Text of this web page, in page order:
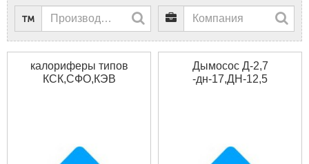
калориферы типов
КСК,СФО,КЭВ
Дымосос Д-2,7
-дн-17,ДН-12,5